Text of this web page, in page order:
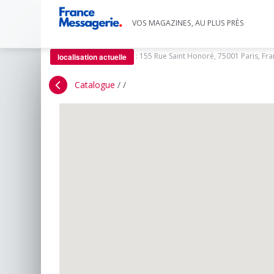
VOS MAGAZINES, AU PLUS PRÈS
localisation actuelle : 155 Rue Saint Honoré, 75001 Paris,
Catalogue / /